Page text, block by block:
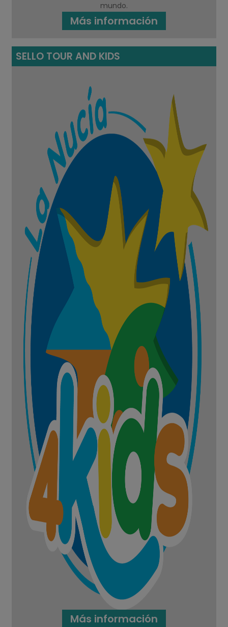
mundo.
Más información
SELLO TOUR AND KIDS
Más información